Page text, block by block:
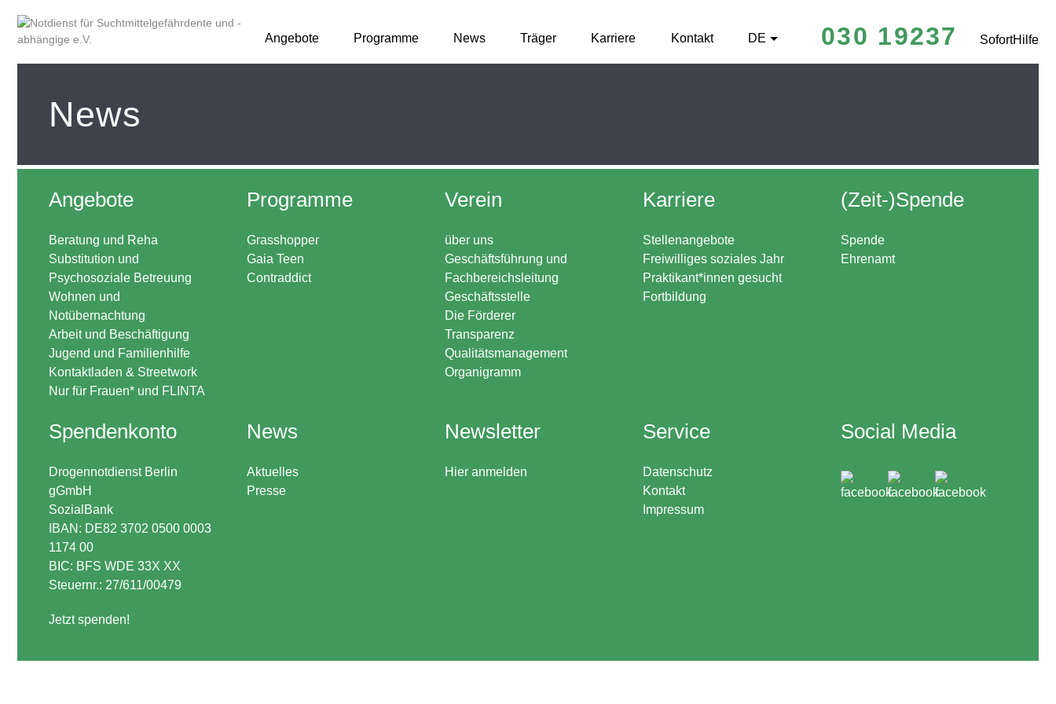
Angebote Programme News Träger Karriere Kontakt DE 030 19237 SofortHilfe
News
Angebote
Beratung und Reha
Substitution und
Psychosoziale Betreuung
Wohnen und
Notübernachtung
Arbeit und Beschäftigung
Jugend und Familienhilfe
Kontaktladen & Streetwork
Nur für Frauen* und FLINTA
Programme
Grasshopper
Gaia Teen
Contraddict
Verein
über uns
Geschäftsführung und
Fachbereichsleitung
Geschäftsstelle
Die Förderer
Transparenz
Qualitätsmanagement
Organigramm
Karriere
Stellenangebote
Freiwilliges soziales Jahr
Praktikant*innen gesucht
Fortbildung
(Zeit-)Spende
Spende
Ehrenamt
Spendenkonto
Drogennotdienst Berlin
gGmbH
SozialBank
IBAN: DE82 3702 0500 0003
1174 00
BIC: BFS WDE 33X XX
Steuernr.: 27/611/00479
Jetzt spenden!
News
Aktuelles
Presse
Newsletter
Hier anmelden
Service
Datenschutz
Kontakt
Impressum
Social Media